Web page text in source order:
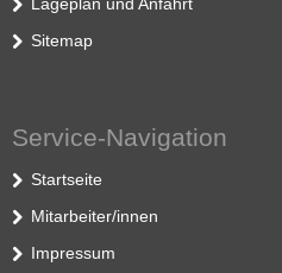
Sitemap
Service-Navigation
Startseite
Mitarbeiter/innen
Impressum